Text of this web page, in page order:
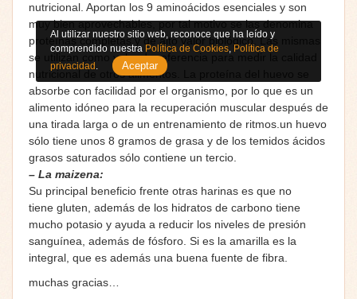
nutricional. Aportan los 9 aminoácidos esenciales y son
muy bien aprovechables, por tal motivo se las denomina
proteínas completas y de alto valor biológico. Las mismas
se utilizan como valor de referencia para medir la calidad
nutricional de otros alimentos. La proteína del huevo se
absorbe con facilidad por el organismo, por lo que es un
alimento idóneo para la recuperación muscular después de
una tirada larga o de un entrenamiento de ritmos.un huevo
sólo tiene unos 8 gramos de grasa y de los temidos ácidos
grasos saturados sólo contiene un tercio.
– La maizena:
Su principal beneficio frente otras harinas es que no
tiene gluten, además de los hidratos de carbono tiene
mucho potasio y ayuda a reducir los niveles de presión
sanguínea, además de fósforo. Si es la amarilla es la
integral, que es además una buena fuente de fibra.
muchas gracias…
Al utilizar nuestro sitio web, reconoce que ha leído y
comprendido nuestra Política de Cookies Política de
privacidad
Aceptar